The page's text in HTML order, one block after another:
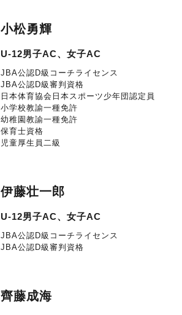
小松勇輝
U-12男子AC、女子AC
JBA公認D級コーチライセンス
JBA公認D級審判資格
日本体育協会日本スポーツ少年団認定員
小学校教諭一種免許
幼稚園教諭一種免許
保育士資格
児童厚生員二級
伊藤壮一郎
U-12男子AC、女子AC
JBA公認D級コーチライセンス
JBA公認D級審判資格
齊藤成海